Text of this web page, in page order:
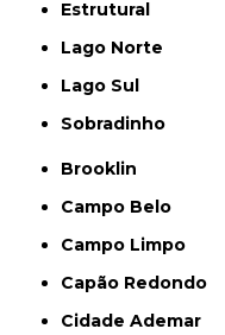
Estrutural
Lago Norte
Lago Sul
Sobradinho
Brooklin
Campo Belo
Campo Limpo
Capão Redondo
Cidade Ademar